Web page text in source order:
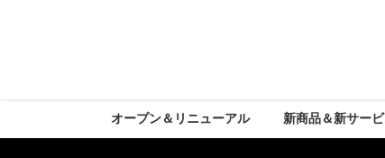
オープン＆リニューアル 新商品＆新サー